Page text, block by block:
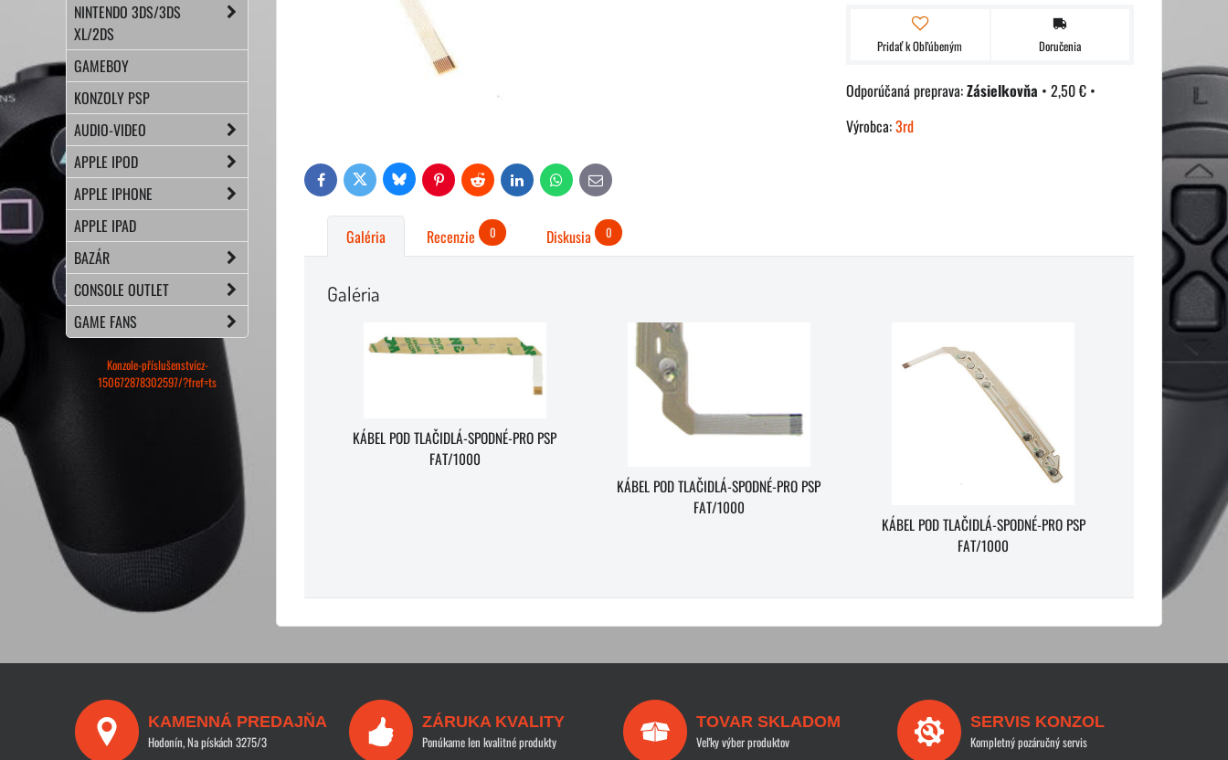
Pridať k Obľúbeným Doručenia
Zásielkovňa • 2,50 € •
Výrobca:3rd
FacebookTwitter Bluesky PinterestReddit LinkedIn WhatsAppE-
mail
Galéria Recenzie 0 Diskusia 0
Galéria
KÁBEL POD TLAČIDLÁ-SPODNÉ-PRO PSP
FAT/1000
KÁBEL POD TLAČIDLÁ-SPODNÉ-PRO PSP
FAT/1000
KÁBEL POD TLAČIDLÁ-SPODNÉ-PRO PSP
FAT/1000
NINTENDO 3DS/3DS
XL/2DS
GAMEBOY
KONZOLY PSP
AUDIO-VIDEO
APPLE IPOD
APPLE IPHONE
APPLE IPAD
BAZÁR
CONSOLE OUTLET
GAME FANS
Konzole-příslušenstvícz-
150672878302597/?fref=ts
KAMENNÁ PREDAJŇA
Hodonín, Na pískách 3275/3
ZÁRUKA KVALITY
Ponúkame len kvalitné produkty
TOVAR SKLADOM
Veľky výber produktov
SERVIS KONZOL
Kompletný pozáručný servis